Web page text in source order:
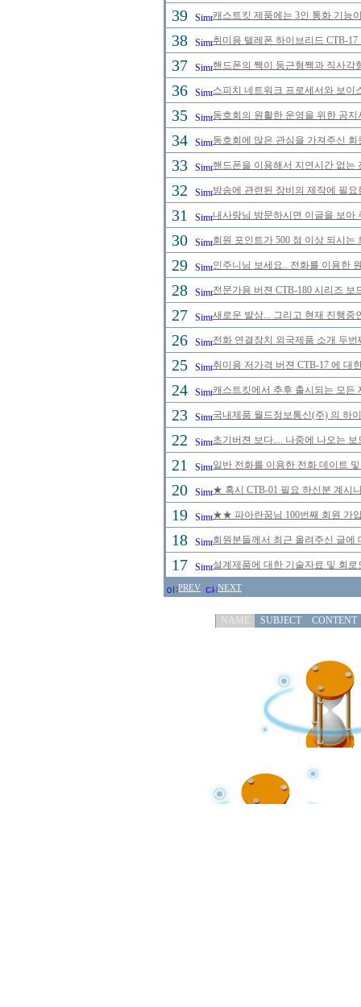
39 캐스트킷 제품에는 3인 통화 기능
38 취미용 텔레폰 하이브리드 CTB-
37 핸드폰의 짹이 둥근형짹과 직사각
36 스피치 네트워크 프로세서와 보
35 동호회의 원활한 운영을 위한 공
34 동호회에 많은 관심을 가져주신
33 핸드폰을 이용해서 지연시간 없
32 방송에 관련된 장비의 제작에 필
31 내사랑님 방문하시면 이글을 보아
30 회원 포인트가 500 점 이상 되시
29 인주니님 보세요.. 전화를 이용한
28 전문가용 버젼 CTB-180 시리즈
27 새로운 발상... 그리고 현재 진행중
26 전화 연결장치 외국제품 소개 두
25 취미용 저가격 버젼 CTB-17 에 대
24 캐스트킷에서 추후 출시되는 모
23 국내제품 월드정보통신(주) 의 하
22 초기버젼 보다.... 나중에 나오는
21 일반 전화를 이용한 전화 데이트
20 ★ 혹시 CTB-01 필요 하신분 계시
19 ★★ 파아란꿈님 100번째 회원 가
18 회원분들께서 최근 올려주신 글
17 설계제품에 대한 기술자료 및 회
PREV NEXT